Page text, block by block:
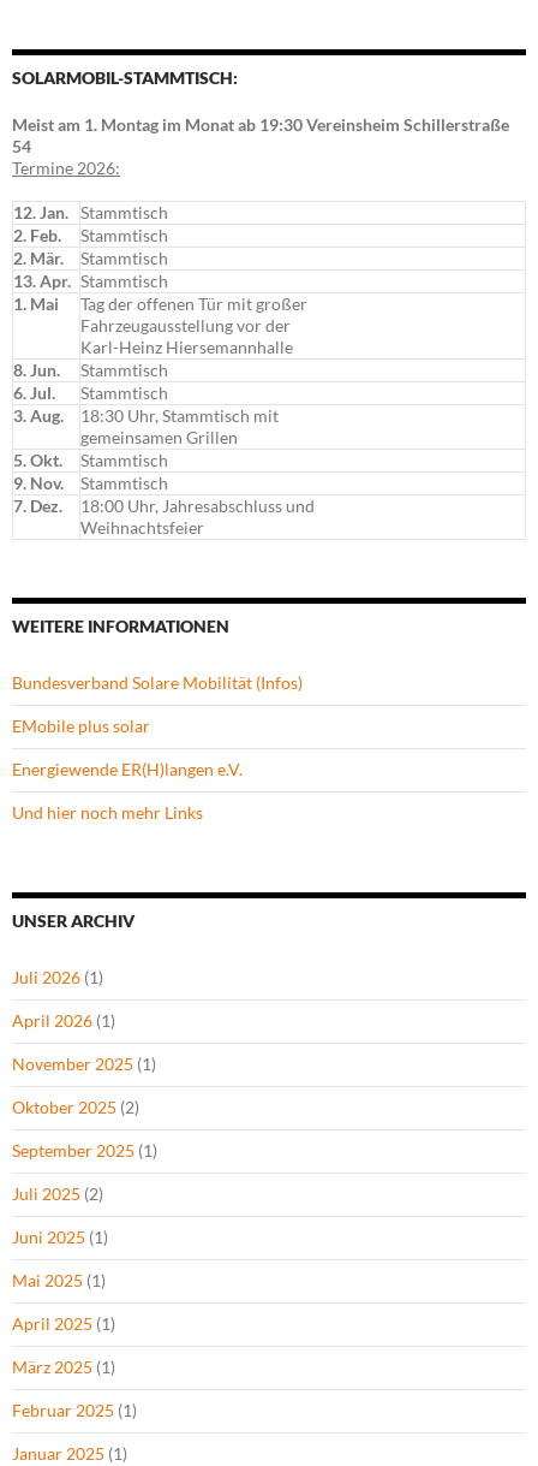
SOLARMOBIL-STAMMTISCH:
Meist am 1. Montag im Monat ab 19:30 Vereinsheim Schillerstraße
54
Termine 2026:
12. Jan. Stammtisch
2. Feb.
Stammtisch
2. Mär.
Stammtisch
13. Apr. Stammtisch
1. Mai
Tag der offenen Tür mit großer
Fahrzeugausstellung vor der
Karl-Heinz Hiersemannhalle
8. Jun.
Stammtisch
6. Jul.
Stammtisch
3. Aug.
18:30 Uhr, Stammtisch mit
gemeinsamen Grillen
5. Okt.
Stammtisch
9. Nov.
Stammtisch
7. Dez.
18:00 Uhr, Jahresabschluss und
Weihnachtsfeier
WEITERE INFORMATIONEN
Bundesverband Solare Mobilität (Infos)
EMobile plus solar
Energiewende ER(H)langen e.V.
Und hier noch mehr Links
UNSER ARCHIV
Juli 2026 (1)
April 2026 (1)
November 2025 (1)
Oktober 2025 (2)
September 2025 (1)
Juli 2025 (2)
Juni 2025 (1)
Mai 2025 (1)
April 2025 (1)
März 2025 (1)
Februar 2025 (1)
Januar 2025 (1)